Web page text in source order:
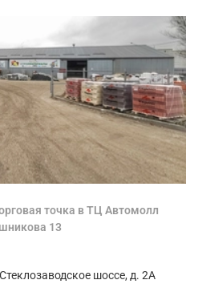
точка в ТЦ Автомолл
13
шоссе, д. 2А